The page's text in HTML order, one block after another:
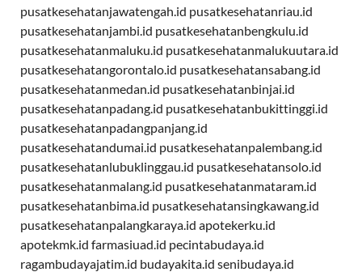
pusatkesehatanjawatengah.id pusatkesehatanriau.id
pusatkesehatanjambi.id pusatkesehatanbengkulu.id
pusatkesehatanmaluku.id pusatkesehatanmalukuutara.id
pusatkesehatangorontalo.id pusatkesehatansabang.id
pusatkesehatanmedan.id pusatkesehatanbinjai.id
pusatkesehatanpadang.id pusatkesehatanbukittinggi.id
pusatkesehatanpadangpanjang.id
pusatkesehatandumai.id pusatkesehatanpalembang.id
pusatkesehatanlubuklinggau.id pusatkesehatansolo.id
pusatkesehatanmalang.id pusatkesehatanmataram.id
pusatkesehatanbima.id pusatkesehatansingkawang.id
pusatkesehatanpalangkaraya.id apotekerku.id
apotekmk.id farmasiuad.id pecintabudaya.id
ragambudayajatim.id budayakita.id senibudaya.id